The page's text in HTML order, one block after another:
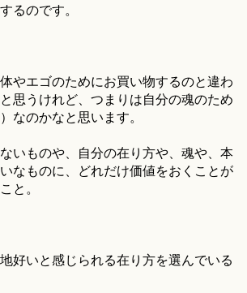
るのです。
やエゴのためにお買い物するのと違わ
思うけれど、つまりは自分の魂のため
なのかなと思います。
いものや、自分の在り方や、魂や、本
なものに、どれだけ価値をおくことが
と。
好いと感じられる在り方を選んでいる